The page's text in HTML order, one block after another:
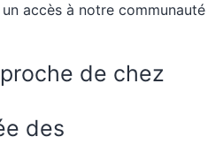
accès à notre communauté
de chez
des